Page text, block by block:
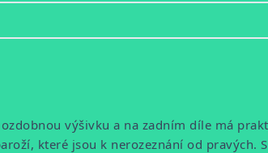
výšivku a na zadním díle má
které jsou k nerozeznání od pravých.